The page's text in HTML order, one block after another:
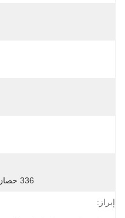
336 حصان 371 حصان 375 حصان 420 حصان
إبراز: